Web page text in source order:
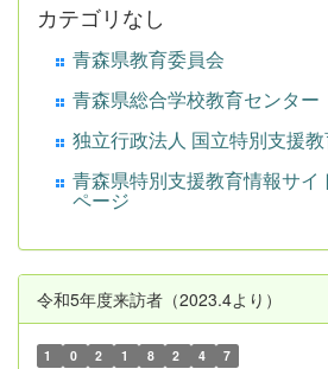
カテゴリなし
青森県教育委員会
青森県総合学校教育センター
独立行政法人 国立特別支援
青森県特別支援教育情報サイ
ページ
令和5年度来訪者（2023.4より）
1 0 2 1 8 2 4 7